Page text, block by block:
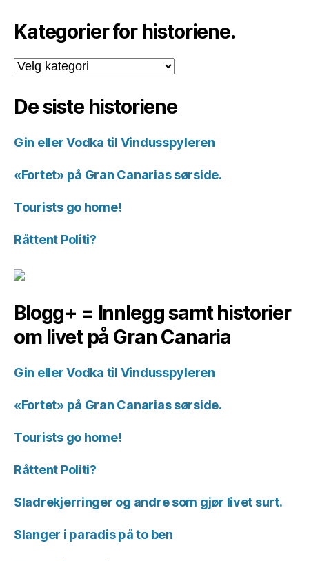
Kategorier for historiene.
Kategorier
for
De siste historiene
Gin eller Vodka til Vindusspyleren
«Fortet» på Gran Canarias sørside.
Tourists go home!
Råttent Politi?
Blogg+ = Innlegg samt historier
om livet på Gran Canaria
Gin eller Vodka til Vindusspyleren
«Fortet» på Gran Canarias sørside.
Tourists go home!
Råttent Politi?
Sladrekjerringer og andre som gjør livet surt.
Slanger i paradis på to ben